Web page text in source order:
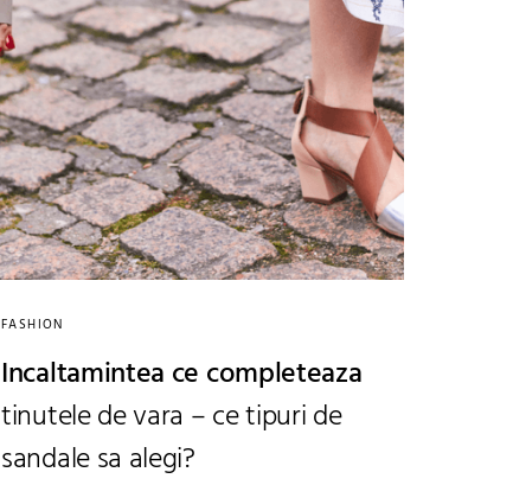
FASHION
Incaltamintea ce completeaza
tinutele de vara – ce tipuri de
sandale sa alegi?